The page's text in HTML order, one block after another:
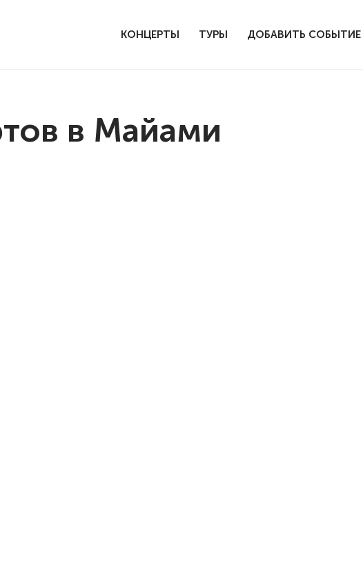
КОНЦЕРТЫ ТУРЫ ДОБАВИТЬ СОБЫТИЕ
в Майами